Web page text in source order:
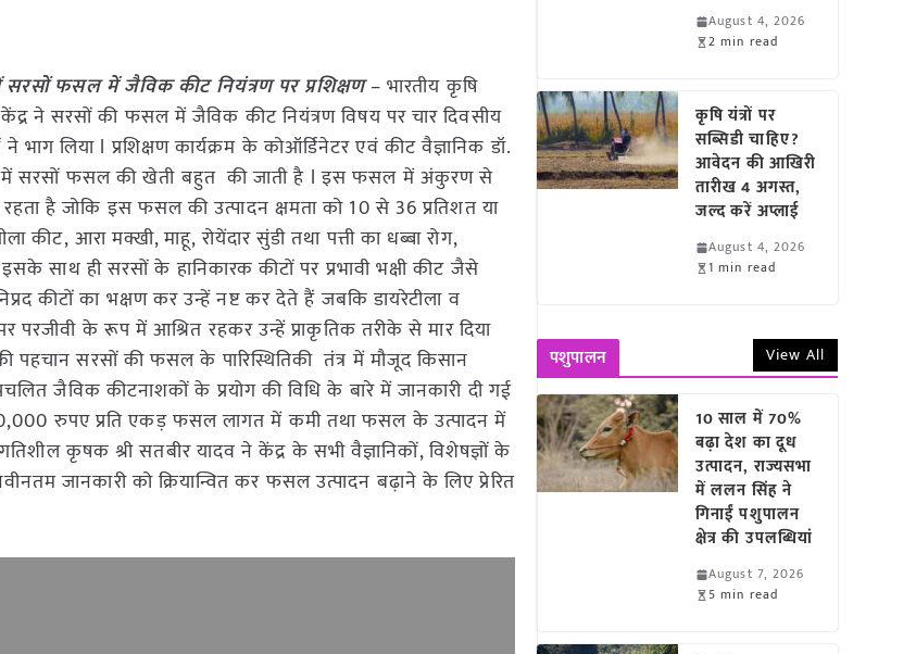
फसल में जैविक कीट नियंत्रण पर प्रशिक्षण– भारतीय कृषि
ने सरसों की फसल में जैविक कीट नियंत्रण विषय पर चार दिवसीय
लिया l प्रशिक्षण कार्यक्रम के कोऑर्डिनेटर एवं कीट वैज्ञानिक डॉ.
में सरसों फसल की खेती बहुत की जाती है l इस फसल में अंकुरण से
है जोकि इस फसल की उत्पादन क्षमता को 10 से 36 प्रतिशत या
आरा मक्खी, माहू, रोयेंदार सुंडी तथा पत्ती का धब्बा रोग,
साथ ही सरसों के हानिकारक कीटों पर प्रभावी भक्षी कीट जैसे
कीटों का भक्षण कर उन्हें नष्ट कर देते हैं जबकि डायरेटीला व
परजीवी के रूप में आश्रित रहकर उन्हें प्राकृतिक तरीके से मार दिया
पहचान सरसों की फसल के पारिस्थितिकी तंत्र में मौजूद किसान
जैविक कीटनाशकों के प्रयोग की विधि के बारे में जानकारी दी गई
रुपए प्रति एकड़ फसल लागत में कमी तथा फसल के उत्पादन में
कृषक श्री सतबीर यादव ने केंद्र के सभी वैज्ञानिकों, विशेषज्ञों के
जानकारी को क्रियान्वित कर फसल उत्पादन बढ़ाने के लिए प्रेरित
August 4, 2026
2 min read
कृषि यंत्रों पर
सब्सिडी चाहिए?
आवेदन की आखिरी
तारीख 4 अगस्त,
जल्द करें अप्लाई
August 4, 2026
1 min read
पशुपालन View All
10 साल में 70%
बढ़ा देश का दूध
उत्पादन, राज्यसभा
में ललन सिंह ने
गिनाईं पशुपालन
क्षेत्र की उपलब्धियां
August 7, 2026
5 min read